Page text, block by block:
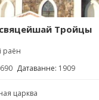
Тройцы
раён
Датаванне: 1909
царква